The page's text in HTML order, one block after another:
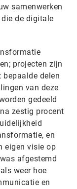
samenwerken
die de digitale
projecten zijn
delen
van deze
gedeeld
zestig procent
en
eigen visie op
afgestemd
weer hoe
en